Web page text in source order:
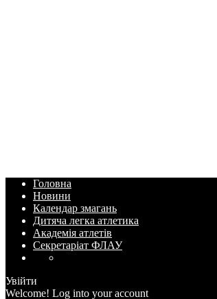
Головна
Новини
Календар змагань
Дитяча легка атлетика
Академія атлетів
Секретаріат ФЛАУ
Увійти
Welcome! Log into your account